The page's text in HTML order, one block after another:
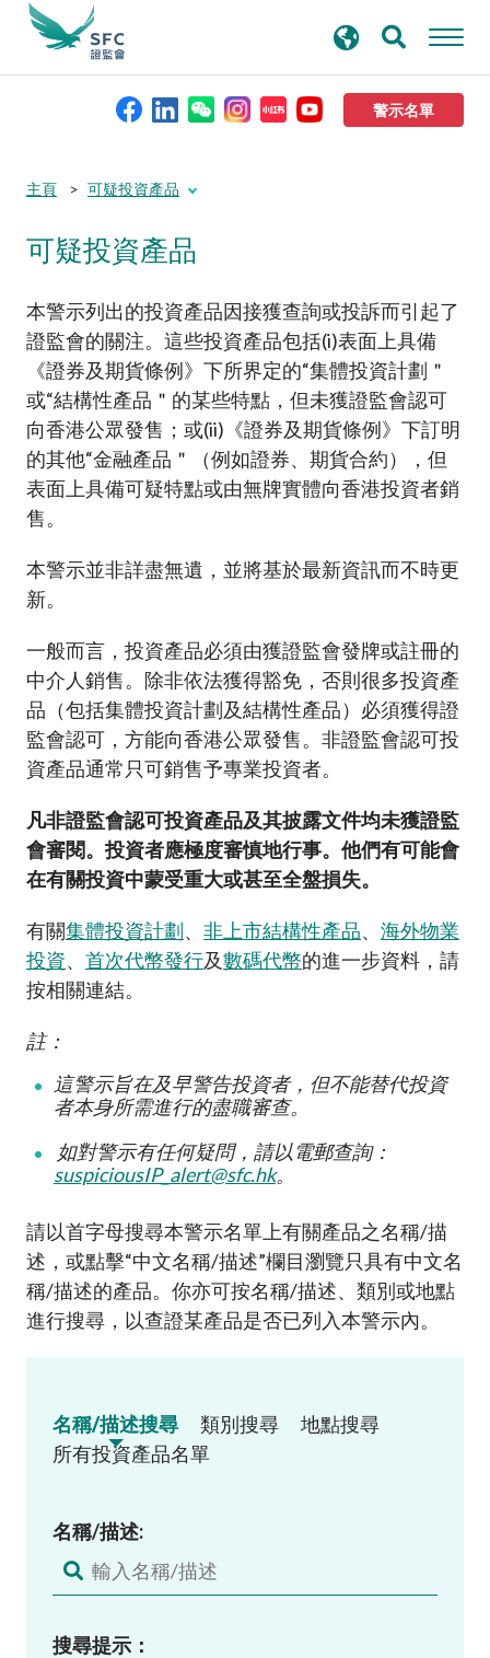
警示名單
本會簡介
監管職能
規則及標準
資料庫
新聞稿及公布
加入本會
尋
主頁 可疑投資產品
可疑投資產品
本警示列出的投資產品因接獲查詢或投訴而引起了
證監會的關注。這些投資產品包括(i)表面上具備
《證券及期貨條例》下所界定的“集體投資計劃＂
或“結構性產品＂的某些特點，但未獲證監會認可
向香港公眾發售；或(ii)《證券及期貨條例》下訂明
的其他“金融產品＂（例如證券、期貨合約），但
表面上具備可疑特點或由無牌實體向香港投資者銷
售。
本警示並非詳盡無遺，並將基於最新資訊而不時更
新。
一般而言，投資產品必須由獲證監會發牌或註冊的
中介人銷售。除非依法獲得豁免，否則很多投資產
品（包括集體投資計劃及結構性產品）必須獲得證
監會認可，方能向香港公眾發售。非證監會認可投
資產品通常只可銷售予專業投資者。
凡非證監會認可投資產品及其披露文件均未獲證監
會審閱。投資者應極度審慎地行事。他們有可能會
在有關投資中蒙受重大或甚至全盤損失。
有關集體投資計劃、 非上市結構性產品、 海外物業
投資、 首次代幣發行及數碼代幣的進一步資料，請
按相關連結。
註：
這警示旨在及早警告投資者，但不能替代投資
者本身所需進行的盡職審查。
如對警示有任何疑問，請以電郵查詢：
suspiciousIP_alert@sfc.hk。
請以首字母搜尋本警示名單上有關產品之名稱/描
述，或點擊“中文名稱/描述”欄目瀏覽只具有中文名
稱/描述的產品。你亦可按名稱/描述、類別或地點
進行搜尋，以查證某產品是否已列入本警示內。
名稱/描述搜尋 類別搜尋
地點搜尋
所有投資產品名單
名稱/描述:
搜尋提示：
Submit
Submit